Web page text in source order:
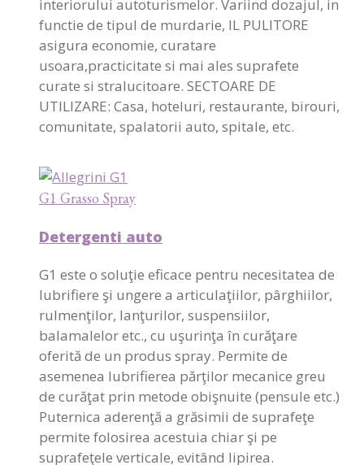
interiorului autoturismelor. Variind dozajul, in
functie de tipul de murdarie, IL PULITORE
asigura economie, curatare
usoara,practicitate si mai ales suprafete
curate si stralucitoare. SECTOARE DE
UTILIZARE: Casa, hoteluri, restaurante, birouri,
comunitate, spalatorii auto, spitale, etc.
G1 Grasso Spray
Detergenti auto
G1 este o soluţie eficace pentru necesitatea de
lubrifiere şi ungere a articulaţiilor, pârghiilor,
rulmenţilor, lanţurilor, suspensiilor,
balamalelor etc., cu uşurinţa în curăţare
oferită de un produs spray. Permite de
asemenea lubrifierea părţilor mecanice greu
de curăţat prin metode obişnuite (pensule etc.)
Puternica aderenţă a grăsimii de suprafeţe
permite folosirea acestuia chiar şi pe
suprafeţele verticale, evitând lipirea.